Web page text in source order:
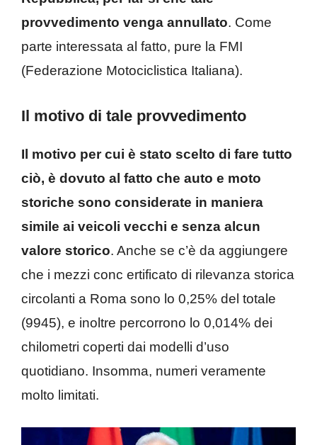
provvedimento venga annullato. Come
parte interessata al fatto, pure la FMI
(Federazione Motociclistica Italiana).
Il motivo di tale provvedimento
Il motivo per cui è stato scelto di fare tutto
ciò, è dovuto al fatto che auto e moto
storiche sono considerate in maniera
simile ai veicoli vecchi e senza alcun
valore storico. Anche se c’è da aggiungere
che i mezzi conc ertificato di rilevanza storica
circolanti a Roma sono lo 0,25% del totale
(9945), e inoltre percorrono lo 0,014% dei
chilometri coperti dai modelli d’uso
quotidiano. Insomma, numeri veramente
molto limitati.